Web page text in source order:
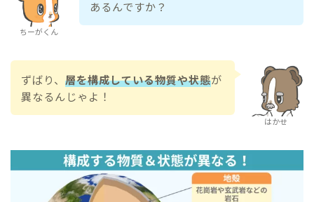
ちーがくん
あるんですか？
はかせ
ずばり、 層を構成している物質や状態が
異なるんじゃよ！